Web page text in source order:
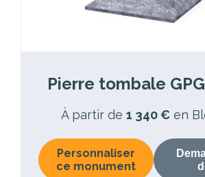
Pierre tombale
À partir de 1 340 € en
Personnaliser
ce monument